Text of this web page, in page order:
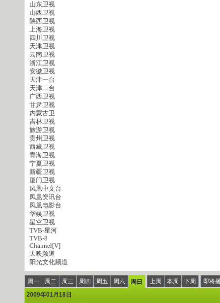
山东卫视
山西卫视
陕西卫视
上海卫视
四川卫视
天津卫视
云南卫视
浙江卫视
安徽卫视
天津一台
天津二台
广西卫视
甘肃卫视
内蒙古卫
吉林卫视
旅游卫视
贵州卫视
西藏卫视
青海卫视
宁夏卫视
新疆卫视
厦门卫视
凤凰中文台
凤凰资讯台
凤凰电影台
华娱卫视
星空卫视
TVB-星河
TVB-8
Channel[V]
天映频道
阳光文化频道
周一 周二 周三 周四 周五 周六 周日 上周 本周 下周
即将
2009年01月18日